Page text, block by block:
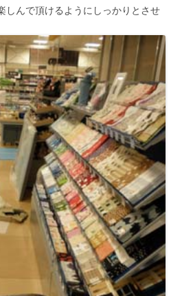
しんで頂けるようにしっかりとさせ